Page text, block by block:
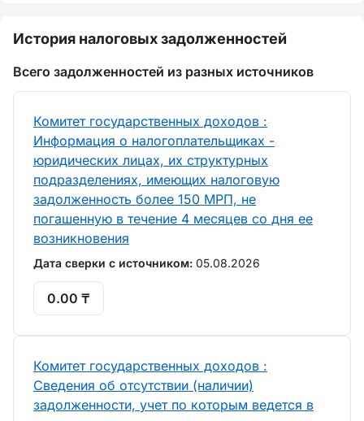
История налоговых задолженностей
Всего задолженностей из разных источников
Комитет государственных доходов :
Информация о налогоплательщиках -
юридических лицах, их структурных
подразделениях, имеющих налоговую
задолженность более 150 МРП, не
погашенную в течение 4 месяцев со дня ее
возникновения
Дата сверки с источником: 05.08.2026
0.00 ₸
Комитет государственных доходов :
Сведения об отсутствии (наличии)
задолженности, учет по которым ведется в